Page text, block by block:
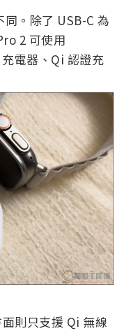
。除了 USB-C 為
2 可使用
電器、Qi 認證充
則只支援 Qi 無線